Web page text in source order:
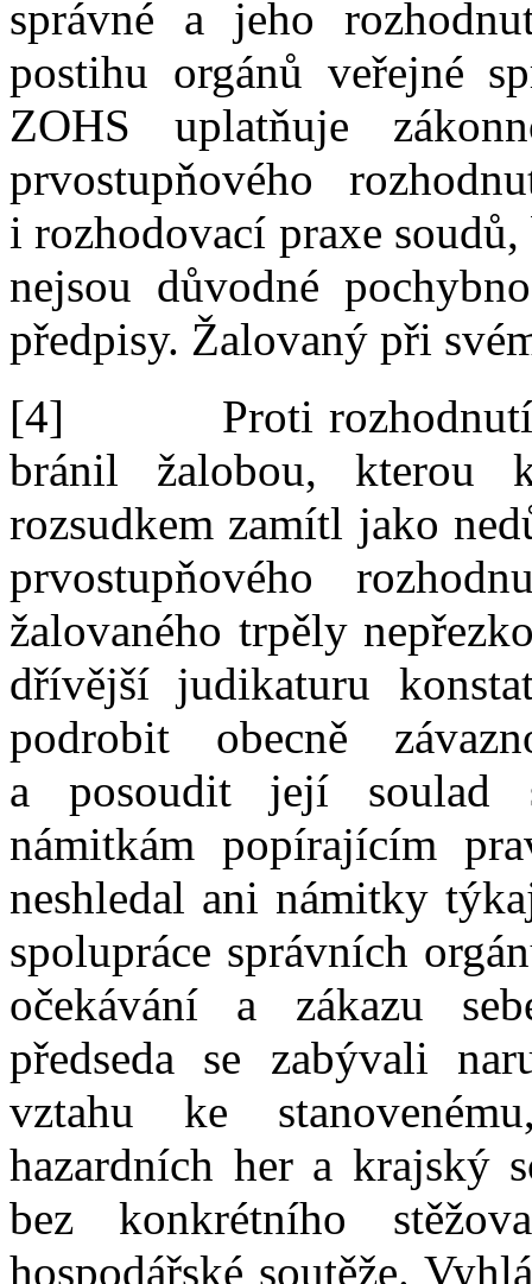
správné a
jeho
postihu orgánů veřejné
ZOHS uplatňuje
prvostupňového
i rozhodovací praxe
nejsou důvodné
předpisy. Žalovaný při
[4]
Proti
bránil žalobou, kterou
rozsudkem zamítl jako
prvostupňového
žalovaného trpěly
dřívější judikaturu
podrobit obecně
a
posoudit její soulad
námitkám popírajícím
neshledal ani námitky
spolupráce správních
očekávání a
zákazu
předseda se zabývali
vztahu ke
hazardních her a krajský
bez konkrétního
hospodářské soutěže.